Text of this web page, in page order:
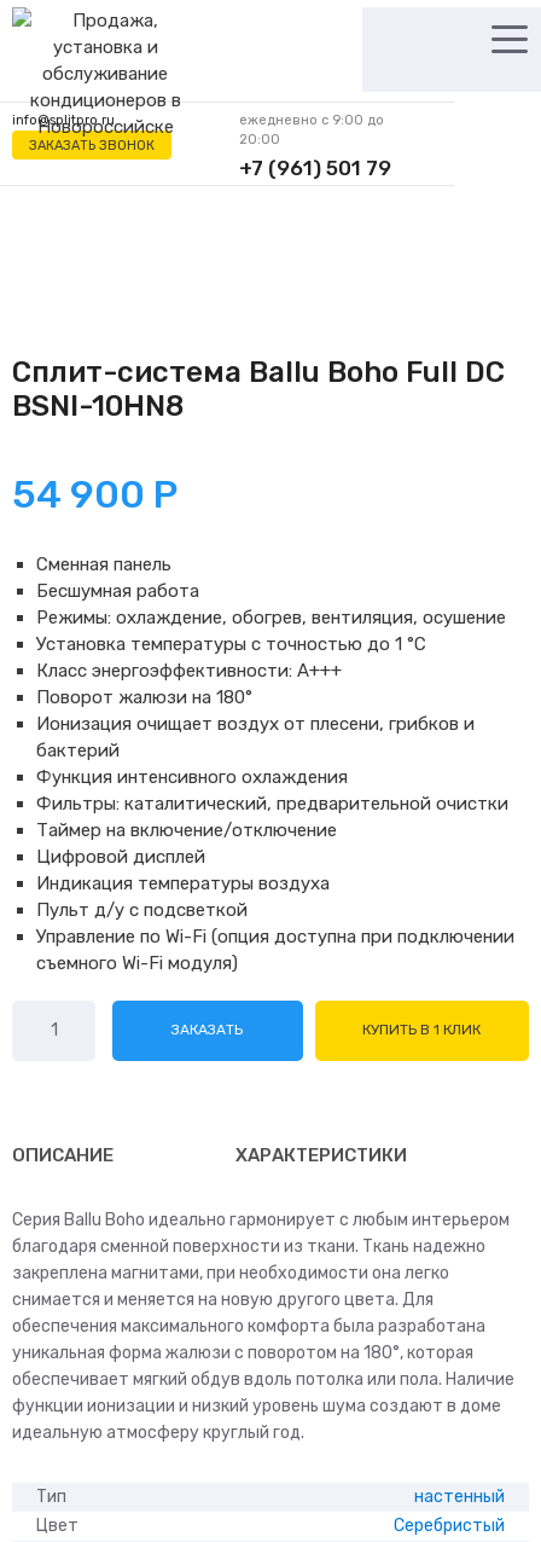
Перейти
содержимому
info@splitpro.ru
ЗАКАЗАТЬ ЗВОНОК
ежедневно с 9:00 до
20:00
+7 (961) 501 79
62
Сплит-система Ballu Boho Full DC
BSNI-10HN8
54 900 Р
Сменная панель
Бесшумная работа
Режимы: охлаждение, обогрев, вентиляция, осушение
Установка температуры с точностью до 1 °С
Класс энергоэффективности: А+++
Поворот жалюзи на 180°
Ионизация очищает воздух от плесени, грибков и
бактерий
Функция интенсивного охлаждения
Фильтры: каталитический, предварительной очистки
Таймер на включение/отключение
Цифровой дисплей
Индикация температуры воздуха
Пульт д/у с подсветкой
Управление по Wi-Fi (опция доступна при подключении
съемного Wi-Fi модуля)
товара
DC
ЗАКАЗАТЬ КУПИТЬ В 1 КЛИК
ОПИСАНИЕ ХАРАКТЕРИСТИКИ
Серия Ballu Boho идеально гармонирует с любым интерьером
благодаря сменной поверхности из ткани. Ткань надежно
закреплена магнитами, при необходимости она легко
снимается и меняется на новую другого цвета. Для
обеспечения максимального комфорта была разработана
уникальная форма жалюзи с поворотом на 180°, которая
обеспечивает мягкий обдув вдоль потолка или пола. Наличие
функции ионизации и низкий уровень шума создают в доме
идеальную атмосферу круглый год.
Тип
настенный
Цвет
Серебристый